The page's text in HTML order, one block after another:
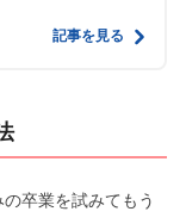
記事を見る
卒業を試みてもう